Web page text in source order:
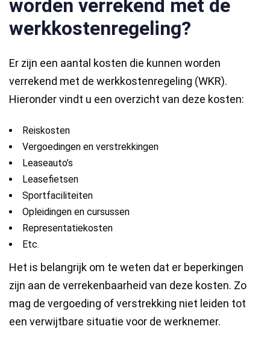
worden verrekend met de
werkkostenregeling?
Er zijn een aantal kosten die kunnen worden
verrekend met de werkkostenregeling (WKR).
Hieronder vindt u een overzicht van deze kosten:
Reiskosten
Vergoedingen en verstrekkingen
Leaseauto’s
Leasefietsen
Sportfaciliteiten
Opleidingen en cursussen
Representatiekosten
Etc.
Het is belangrijk om te weten dat er beperkingen
zijn aan de verrekenbaarheid van deze kosten. Zo
mag de vergoeding of verstrekking niet leiden tot
een verwijtbare situatie voor de werknemer.